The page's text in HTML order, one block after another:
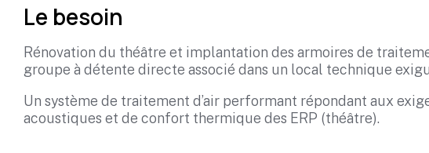
Le besoin
Rénovation du théâtre et implantation des armoires de
groupe à détente directe associé dans un local technique
Un système de traitement d’air performant répondant aux
acoustiques et de confort thermique des ERP (théâtre).